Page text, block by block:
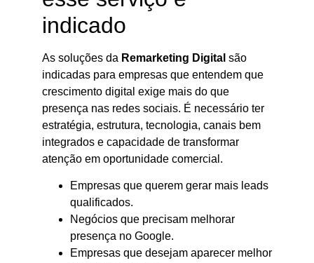
indicado
As soluções da Remarketing Digital são
indicadas para empresas que entendem que
crescimento digital exige mais do que
presença nas redes sociais. É necessário ter
estratégia, estrutura, tecnologia, canais bem
integrados e capacidade de transformar
atenção em oportunidade comercial.
Empresas que querem gerar mais leads
qualificados.
Negócios que precisam melhorar
presença no Google.
Empresas que desejam aparecer melhor